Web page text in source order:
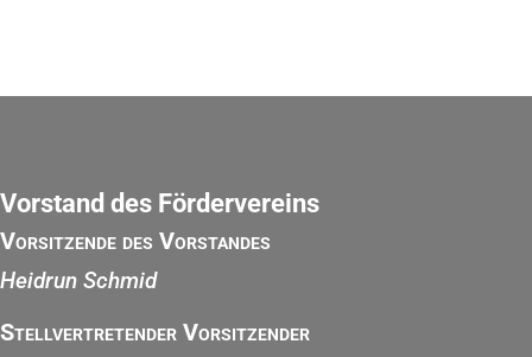
Vorstand des Fördervereins
Vorsitzende des Vorstandes
Heidrun Schmid
Stellvertretender Vorsitzender